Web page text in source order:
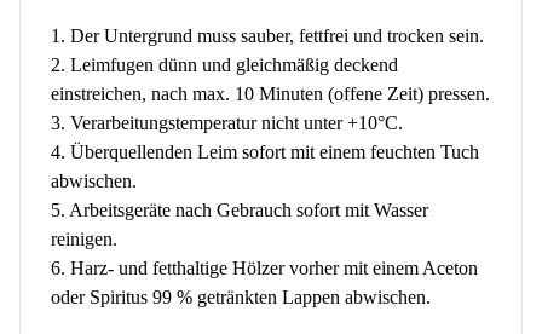
1. Der Untergrund muss sauber, fettfrei und trocken sein.
2. Leimfugen dünn und gleichmäßig deckend
einstreichen, nach max. 10 Minuten (offene Zeit) pressen.
3. Verarbeitungstemperatur nicht unter +10°C.
4. Überquellenden Leim sofort mit einem feuchten Tuch
abwischen.
5. Arbeitsgeräte nach Gebrauch sofort mit Wasser
reinigen.
6. Harz- und fetthaltige Hölzer vorher mit einem Aceton
oder Spiritus 99 % getränkten Lappen abwischen.